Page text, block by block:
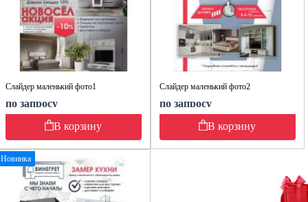
Слайдер маленький фото1
по запросу
В корзину
Слайдер маленький фото2
по запросу
В корзину
Новинка